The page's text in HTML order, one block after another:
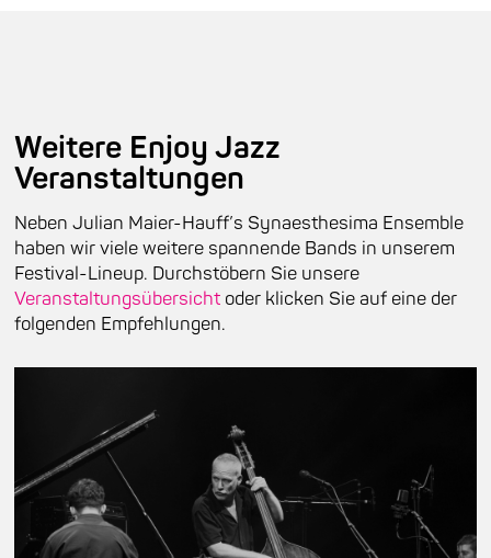
Weitere Enjoy Jazz
Veranstaltungen
Neben Julian Maier-Hauff’s Synaesthesima Ensemble
haben wir viele weitere spannende Bands in unserem
Festival-Lineup. Durchstöbern Sie unsere
Veranstaltungsübersicht oder klicken Sie auf eine der
folgenden Empfehlungen.